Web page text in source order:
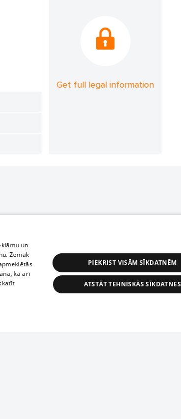
Get full legal information
un
Zemāk
kā arī
PIEKRIST VISĀM SĪKDATNĒM
ATSTĀT TEHNISKĀS SĪKDATNES